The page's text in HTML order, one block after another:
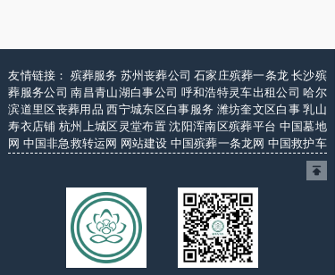
友情链接： 殡葬服务 苏州丧葬公司石家庄殡葬一条龙长沙殡
葬服务公司南昌青山湖白事公司 呼和浩特灵车出租公司哈尔
滨道里区丧葬用品西宁城东区白事服务 潍坊奎文区白事乳山
寿衣店铺杭州上城区灵堂布置沈阳浑南区殡葬平台 中国墓地
网 中国非急救转运网 网站建设 中国殡葬一条龙网 中国救护车